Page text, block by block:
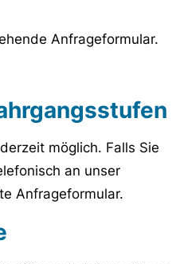
Anfrageformular.
möglich. Falls Sie
an unser
Anfrageformular.